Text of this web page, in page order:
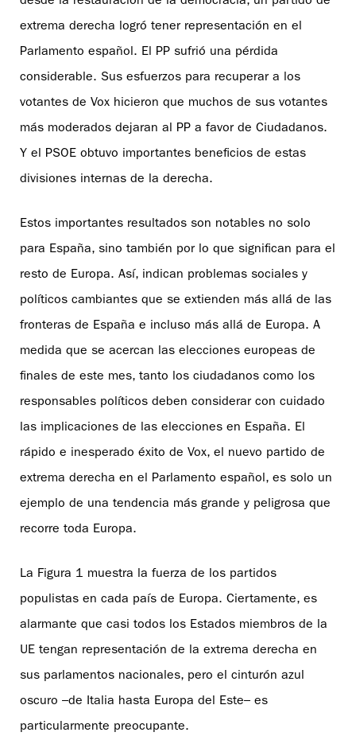
extrema derecha logró tener representación en el
Parlamento español. El PP sufrió una pérdida
considerable. Sus esfuerzos para recuperar a los
votantes de Vox hicieron que muchos de sus votantes
más moderados dejaran al PP a favor de Ciudadanos.
Y el PSOE obtuvo importantes beneficios de estas
divisiones internas de la derecha.
Estos importantes resultados son notables no solo
para España, sino también por lo que significan para el
resto de Europa. Así, indican problemas sociales y
políticos cambiantes que se extienden más allá de las
fronteras de España e incluso más allá de Europa. A
medida que se acercan las elecciones europeas de
finales de este mes, tanto los ciudadanos como los
responsables políticos deben considerar con cuidado
las implicaciones de las elecciones en España. El
rápido e inesperado éxito de Vox, el nuevo partido de
extrema derecha en el Parlamento español, es solo un
ejemplo de una tendencia más grande y peligrosa que
recorre toda Europa.
La Figura 1 muestra la fuerza de los partidos
populistas en cada país de Europa. Ciertamente, es
alarmante que casi todos los Estados miembros de la
UE tengan representación de la extrema derecha en
sus parlamentos nacionales, pero el cinturón azul
oscuro –de Italia hasta Europa del Este– es
particularmente preocupante.